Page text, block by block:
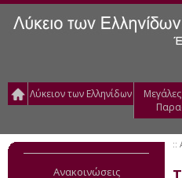
Λύκειον των Ελληνίδων
Ανακοινώσεις
::